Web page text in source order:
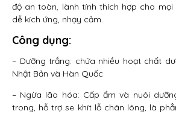
độ an toàn, lành tính thích hợp cho
dễ kích ứng, nhạy cảm.
Công dụng:
– Dưỡng trắng: chứa nhiều hoạt chất
Nhật Bản và Hàn Quốc
– Ngừa lão hóa: Cấp ẩm và nuôi
trong, hỗ trợ se khít lỗ chân lông, là